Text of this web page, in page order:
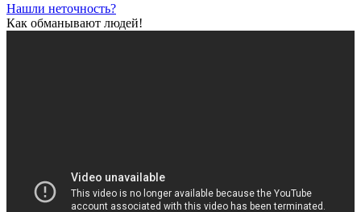
Нашли неточность?
Как обманывают людей!